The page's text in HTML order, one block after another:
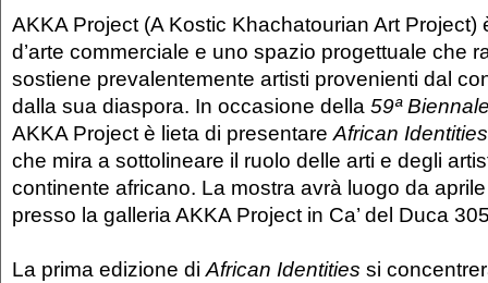
AKKA Project (A Kostic Khachatourian Art Project)
d’arte commerciale e uno spazio progettuale che
sostiene prevalentemente artisti provenienti dal
dalla sua diaspora. In occasione della 59ª
AKKA Project è lieta di presentare African Identities
che mira a sottolineare il ruolo delle arti e degli
continente africano. La mostra avrà luogo da
presso la galleria AKKA Project in Ca’ del Duca
La prima edizione di African Identities si